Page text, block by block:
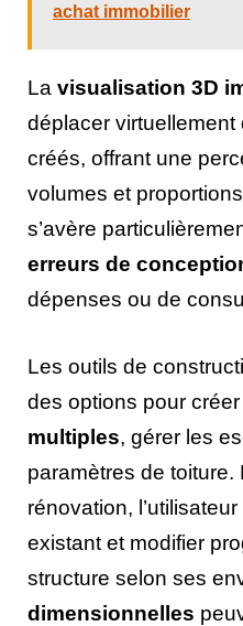
achat immobilier
La visualisation 3D
déplacer
créés, offrant une
volumes et
s’avère
erreurs de
dépenses ou de
Les outils de
des options pour
multiples, gérer les
paramètres de toiture.
rénovation,
existant et modifier
structure selon ses
dimensionnelles